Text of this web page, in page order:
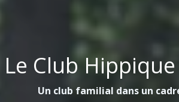
Le Club
Un club familial dans un